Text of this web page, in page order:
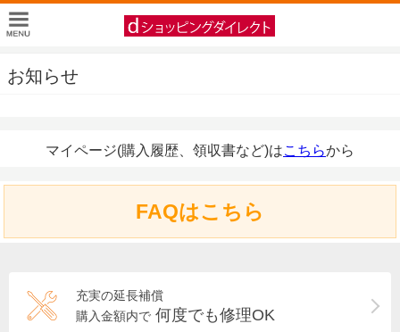
お知らせ
マイページ(購入履歴、領収書など)はこちらから
FAQはこちら
充実の延長補償
購入金額内で 何度でも修理OK